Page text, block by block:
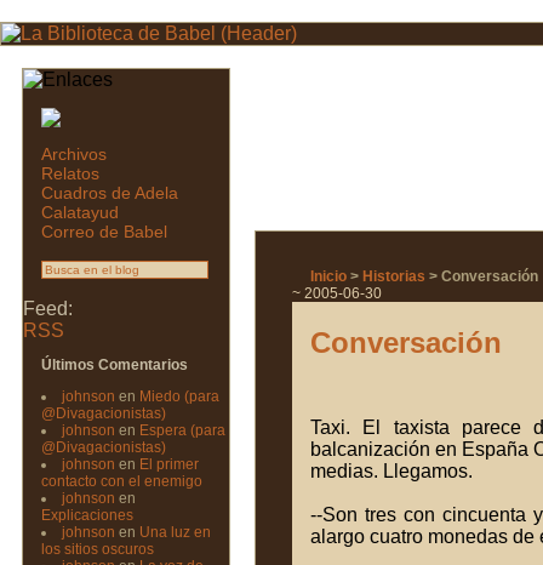
Inicio > Historias > Conversación
~ 2005-06-30
Conversación
Taxi. El taxista parece
balcanización en España
medias. Llegamos.
--Son tres con cincuenta
alargo cuatro monedas de
Archivos
Relatos
Cuadros de Adela
Calatayud
Correo de Babel
Feed:
RSS
Últimos Comentarios
johnson en Miedo (para
@Divagacionistas)
johnson en Espera (para
@Divagacionistas)
johnson en El primer
contacto con el enemigo
johnson en
Explicaciones
johnson en Una luz en
los sitios oscuros